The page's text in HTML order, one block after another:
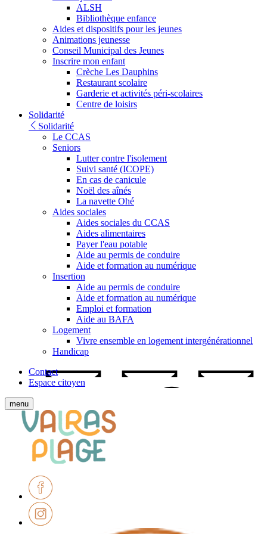
ALSH
Bibliothèque enfance
Aides et dispositifs pour les jeunes
Animations jeunesse
Conseil Municipal des Jeunes
Inscrire mon enfant
Crèche Les Dauphins
Restaurant scolaire
Garderie et activités péri-scolaires
Centre de loisirs
Solidarité
Solidarité
Le CCAS
Seniors
Lutter contre l'isolement
Suivi santé (ICOPE)
En cas de canicule
Noël des aînés
La navette Ohé
Aides sociales
Aides sociales du CCAS
Aides alimentaires
Payer l'eau potable
Aide au permis de conduire
Aide et formation au numérique
Insertion
Aide au permis de conduire
Aide et formation au numérique
Emploi et formation
Aide au BAFA
Logement
Vivre ensemble en logement intergénérationnel
Handicap
Contact
Espace citoyen
Afficher
le
menu
mobile
menu